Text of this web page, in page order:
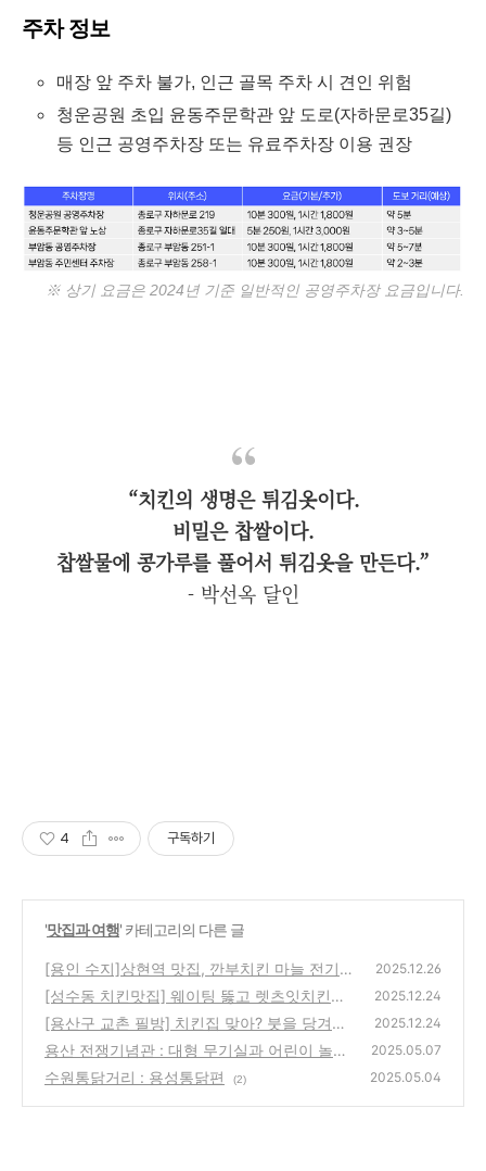
주차 정보
매장 앞 주차 불가, 인근 골목 주차 시 견인 위험
청운공원 초입 윤동주문학관 앞 도로(자하문로35길)
등 인근 공영주차장 또는 유료주차장 이용 권장
※ 상기 요금은 2024년 기준 일반적인 공영주차장 요금입니다.
“치킨의 생명은 튀김옷이다.
비밀은 찹쌀이다.
찹쌀물에 콩가루를 풀어서 튀김옷을 만든다.”
- 박선옥 달인
4 구독하기
'맛집과 여행' 카테고리의 다른 글
[용인 수지]상현역 맛집, 깐부치킨 마늘 전기구
이 찐후기 🍗
(1)
2025.12.26
[성수동 치킨맛집] 웨이팅 뚫고 렛츠잇치킨
(주차 꿀팁/메뉴 추천)
(0)
2025.12.24
[용산구 교촌 필방] 치킨집 맞아? 붓을 당겨야
열리는 이태원 핫플 방문 후기 (예약/주차 꿀
팁)
(1)
2025.12.24
용산 전쟁기념관 : 대형 무기실과 어린이 놀이
터
(0)
2025.05.07
수원통닭거리 : 용성통닭편 (2) 2025.05.04